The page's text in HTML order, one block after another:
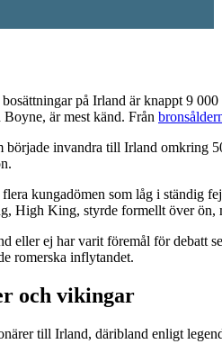
på Irland är knappt 9 000
är mest känd. Från
började invandra till Irland omkring
kungadömen som låg i ständig
High King, styrde formellt över ön,
eller ej har varit föremål för debatt
romerska inflytandet.
och vikingar
till Irland, däribland enligt